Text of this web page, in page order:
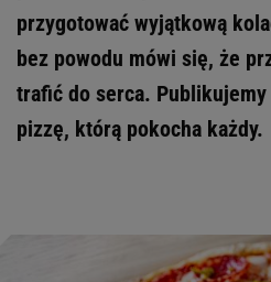
przygotować wyjątkową
bez powodu mówi się, że
trafić do serca.
pizzę, którą pokocha każdy.